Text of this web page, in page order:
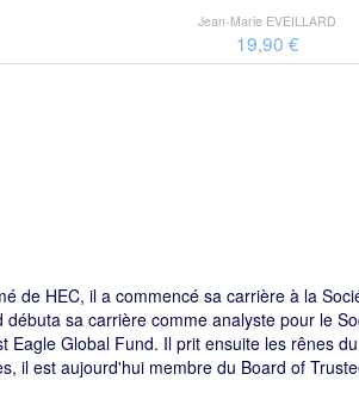
Jean-Marie EVEILLARD
19,90 €
de HEC, il a commencé sa carrière à la
sa carrière comme analyste pour le
Global Fund. Il prit ensuite les rênes
il est aujourd'hui membre du Board of